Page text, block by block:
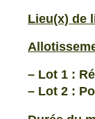
Lieu(x) de
– Lot 1 :
– Lot 2 :